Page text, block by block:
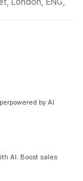
by AI
AI. Boost sales